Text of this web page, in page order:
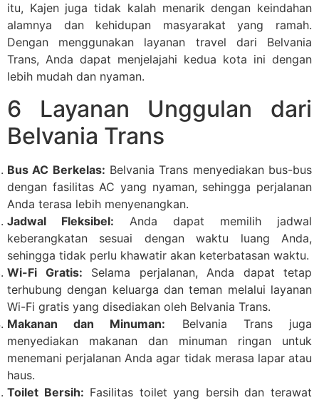
itu, Kajen juga tidak kalah menarik dengan keindahan
alamnya dan kehidupan masyarakat yang ramah.
Dengan menggunakan layanan travel dari Belvania
Trans, Anda dapat menjelajahi kedua kota ini dengan
lebih mudah dan nyaman.
6 Layanan Unggulan dari
Belvania Trans
Bus AC Berkelas: Belvania Trans menyediakan bus-bus
dengan fasilitas AC yang nyaman, sehingga perjalanan
Anda terasa lebih menyenangkan.
Jadwal Fleksibel: Anda dapat memilih jadwal
keberangkatan sesuai dengan waktu luang Anda,
sehingga tidak perlu khawatir akan keterbatasan waktu.
Wi-Fi Gratis: Selama perjalanan, Anda dapat tetap
terhubung dengan keluarga dan teman melalui layanan
Wi-Fi gratis yang disediakan oleh Belvania Trans.
Makanan dan Minuman: Belvania Trans juga
menyediakan makanan dan minuman ringan untuk
menemani perjalanan Anda agar tidak merasa lapar atau
haus.
Toilet Bersih: Fasilitas toilet yang bersih dan terawat